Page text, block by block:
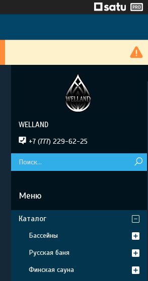
WELLAND
+7 (777) 229-62-25
Каталог
Бассейны
Русская баня
Финская сауна